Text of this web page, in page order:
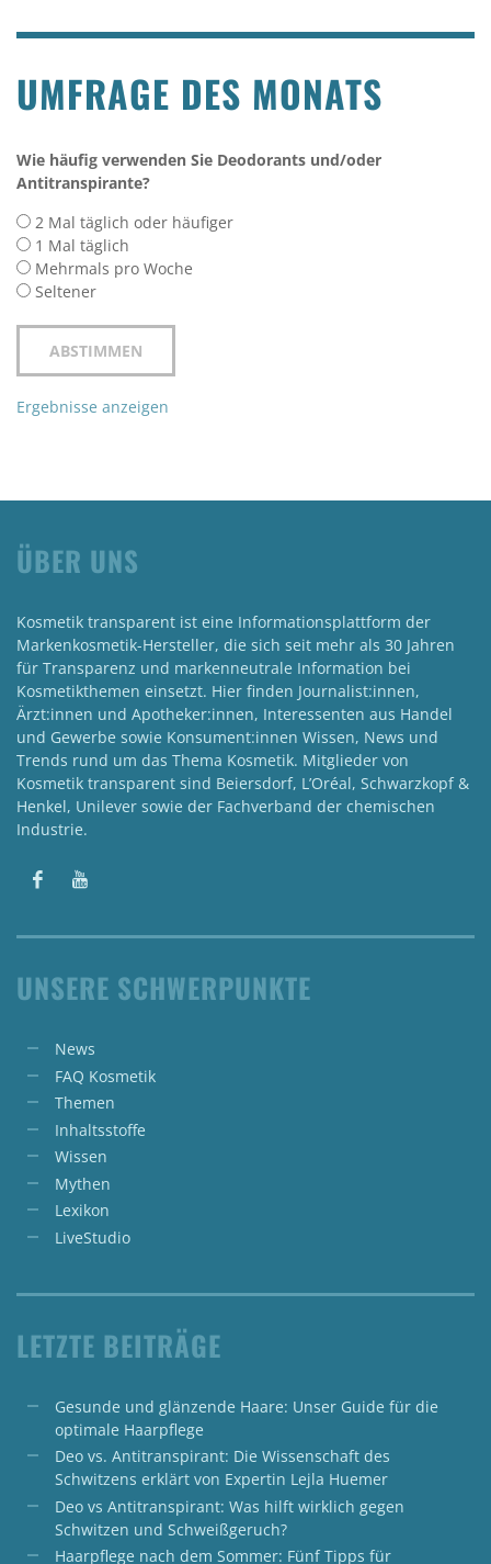
UMFRAGE DES MONATS
Wie häufig verwenden Sie Deodorants und/oder
Antitranspirante?
2 Mal täglich oder häufiger
1 Mal täglich
Mehrmals pro Woche
Seltener
Ergebnisse anzeigen
ÜBER UNS
Kosmetik transparent ist eine Informationsplattform der
Markenkosmetik-Hersteller, die sich seit mehr als 30 Jahren
für Transparenz und markenneutrale Information bei
Kosmetikthemen einsetzt. Hier finden Journalist:innen,
Ärzt:innen und Apotheker:innen, Interessenten aus Handel
und Gewerbe sowie Konsument:innen Wissen, News und
Trends rund um das Thema Kosmetik. Mitglieder von
Kosmetik transparent sind Beiersdorf, L’Oréal, Schwarzkopf &
Henkel, Unilever sowie der Fachverband der chemischen
Industrie.
UNSERE SCHWERPUNKTE
News
FAQ Kosmetik
Themen
Inhaltsstoffe
Wissen
Mythen
Lexikon
LiveStudio
LETZTE BEITRÄGE
Gesunde und glänzende Haare: Unser Guide für die
optimale Haarpflege
Deo vs. Antitranspirant: Die Wissenschaft des
Schwitzens erklärt von Expertin Lejla Huemer
Deo vs Antitranspirant: Was hilft wirklich gegen
Schwitzen und Schweißgeruch?
Haarpflege nach dem Sommer: Fünf Tipps für